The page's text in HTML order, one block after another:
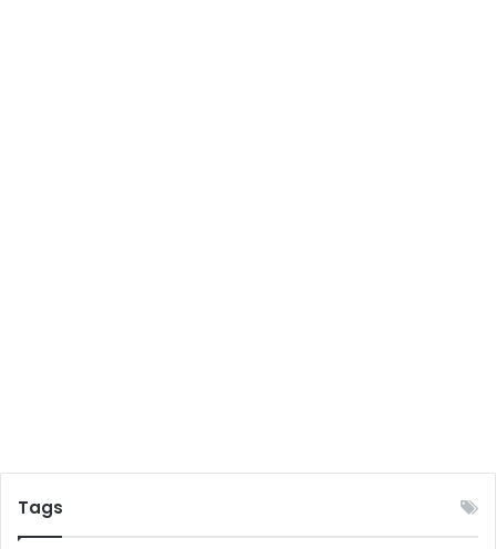
Tags